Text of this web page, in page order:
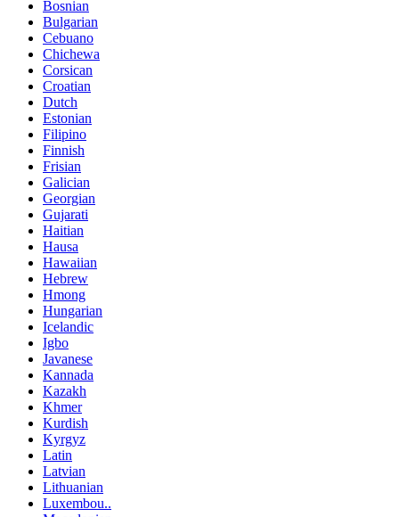
Bosnian
Bulgarian
Cebuano
Chichewa
Corsican
Croatian
Dutch
Estonian
Filipino
Finnish
Frisian
Galician
Georgian
Gujarati
Haitian
Hausa
Hawaiian
Hebrew
Hmong
Hungarian
Icelandic
Igbo
Javanese
Kannada
Kazakh
Khmer
Kurdish
Kyrgyz
Latin
Latvian
Lithuanian
Luxembou..